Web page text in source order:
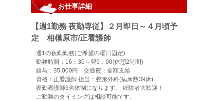
お仕事詳細
【週1勤務 夜勤専従】２月即日～４月頃予
定 相模原市/正看護師
週1の夜勤勤務(ご希望の曜日固定)
勤務時間：16：30～翌9：00(休憩2時間)
給与：35,000円 交通費：全額支給
資格：正看護師 担当：整形外科(病床数39床)
夜勤看護師3名体制になります。 経験者大歓迎！
ご勤務のタイミングは相談可能です。